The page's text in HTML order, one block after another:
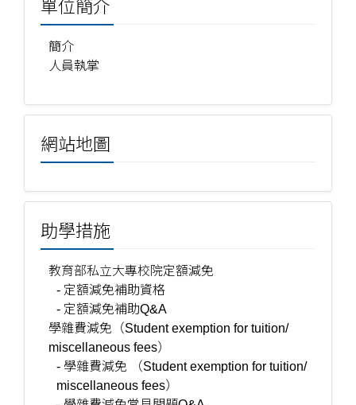
單位簡介
簡介
人員執掌
網站地圖
助學措施
教育部私立大專校院定額減免
- 定額減免補助資格
- 定額減免補助Q&A
學雜費減免（Student exemption for tuition/
miscellaneous fees）
- 學雜費減免 （Student exemption for tuition/
miscellaneous fees）